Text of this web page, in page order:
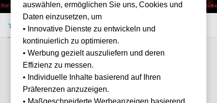
Tickets kaufen Event-Info FAQ
Verfügbare Kategorien (3)
auswählen, ermöglichen Sie uns, Cookies und
Daten einzusetzen, um
• Innovative Dienste zu entwickeln und
kontinuierlich zu optimieren.
• Werbung gezielt auszuliefern und deren
Effizienz zu messen.
• Individuelle Inhalte basierend auf Ihren
Präferenzen anzuzeigen.
• Maßgeschneiderte Werbeanzeigen basierend